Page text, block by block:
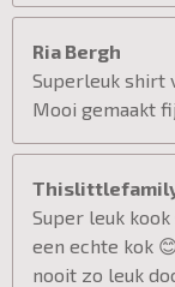
Ria Bergh
Superleuk shirt
Mooi gemaakt
Super leuk
een echte kok
nooit zo leuk